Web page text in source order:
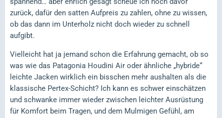
zurück, dafür den satten Aufpreis zu zahlen, ohne zu wissen,
ob das dann im Unterholz nicht doch wieder zu schnell
aufgibt.
Vielleicht hat ja jemand schon die Erfahrung gemacht, ob so
was wie das Patagonia Houdini Air oder ähnliche „hybride“
leichte Jacken wirklich ein bisschen mehr aushalten als die
klassische Pertex-Schicht? Ich kann es schwer einschätzen
und schwanke immer wieder zwischen leichter Ausrüstung
für Komfort beim Tragen, und dem Mulmigen Gefühl, am